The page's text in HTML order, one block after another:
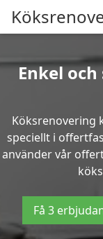
Enkel
Köksrenovering
speciellt i
använder vår
Få 3